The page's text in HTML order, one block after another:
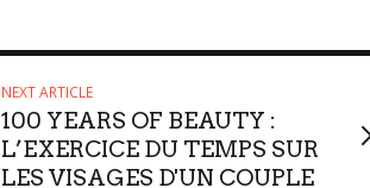
NEXT ARTICLE
100 YEARS OF BEAUTY :
L’EXERCICE DU TEMPS SUR
LES VISAGES D'UN COUPLE